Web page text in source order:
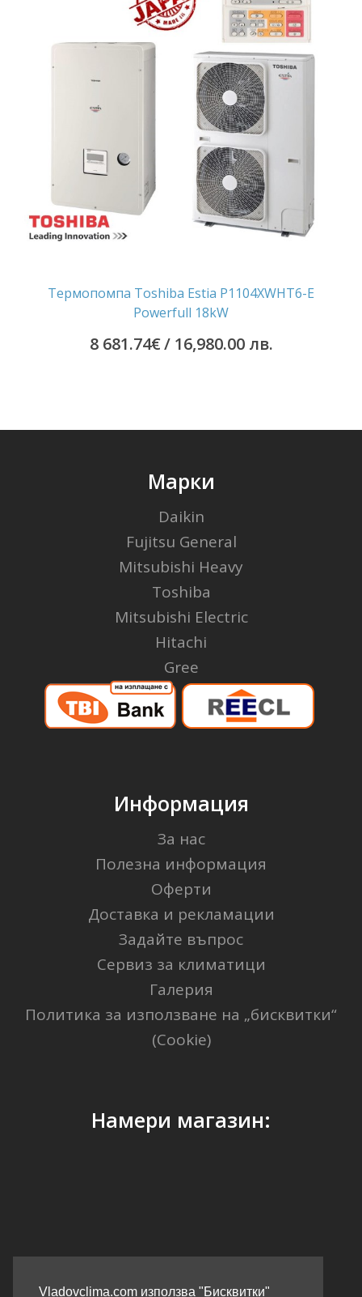
Vladovclima.com използва "Бисквитки"
Термопомпа Toshiba Estia P1104XWHT6-E
Powerfull 18kW
8 681.74€/ 16,980.00 лв.
Марки
Daikin
Fujitsu General
Mitsubishi Heavy
Toshiba
Mitsubishi Electric
Hitachi
Gree
Информация
За нас
Полезна информация
Оферти
Доставка и рекламации
Задайте въпрос
Сервиз за климатици
Галерия
Политика за използване на „бисквитки“
(Cookie)
Намери магазин:
GPS Координати: 41.40338, 2.17403